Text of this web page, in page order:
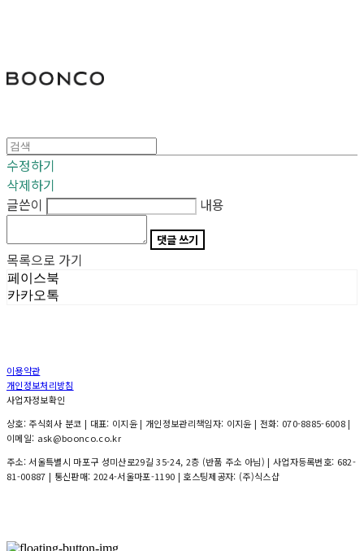
수정하기
삭제하기
글쓴이
내용
댓글 쓰기
목록으로 가기
페이스북
카카오톡
이용약관
개인정보처리방침
사업자정보확인
상호: 주식회사 분코 | 대표: 이지윤 | 개인정보관리책임자: 이지윤 | 전화: 070-8885-6008 |
이메일: ask@boonco.co.kr
주소: 서울특별시 마포구 성미산로29길 35-24, 2층 (반품 주소 아님) | 사업자등록번호: 682-
81-00887 | 통신판매: 2024-서울마포-1190 | 호스팅제공자: (주)식스샵